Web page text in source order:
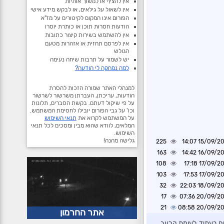
15/09/2025
225
16/09/2025
163
17/09/2025
108
17/09/2025
103
18/09/2025
32
20/09/2025
17
20/09/2025
21
אין לשאול על גילאים, או לבקש מידע אישי
הפורום אינו המקום לקיטורים על מז"א
הודעות חסרות תוכן או כותרת יוסרו
אין להשתמש בשירות קיצור כתובות
אין לפרסם תחזית או אזהרות מטעם
הגולש
יש לשמור על תרבות שיחה נעימה
למה נמחקה לי הודעה?
למנהלי האתר שמורה הזכות להסרת
הודעות, עריכתן, העברתן משרשור לשרשור
על פי שיקול דעתם. בקשת הסברים, תלונות
וכו' על גבי הפורום יובילו לחסימת המשתמש.
על המשתמש לקרוא את תנאי השימוש
המלאים, לוודא שהוא מבין ומסכים לכל תנאי
השימוש.
גלישה מהנה!
אתר החרמון